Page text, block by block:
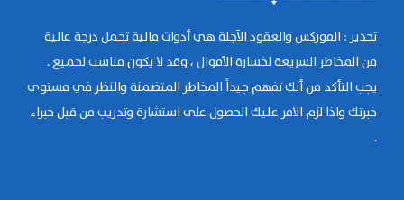
تحذير : الفوركس والعقود الآجلة هي أدوات مالية تحمل درجة عالية
من المخاطر السريعة لخسارة الأموال ، وقد لا يكون مناسب لجميع .
يجب التأكد من أنك تفهم جيداً المخاطر المتضمنة والنظر في مستوى
خبرتك واذا لزم الامر عليك الحصول على استشارة وتدريب من قبل خبراء
.